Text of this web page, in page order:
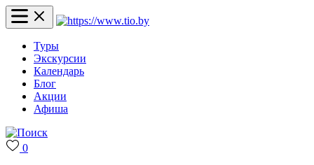
Туры
Экскурсии
Календарь
Блог
Акции
Афиша
0